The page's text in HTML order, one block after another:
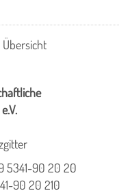
5341-90 20 20
90 20 210